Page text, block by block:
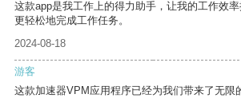
这款app是我工作上的得力助手，让我的工作效
更轻松地完成工作任务。
2024-08-18
游客
这款加速器VPM应用程序已经为我们带来了无限